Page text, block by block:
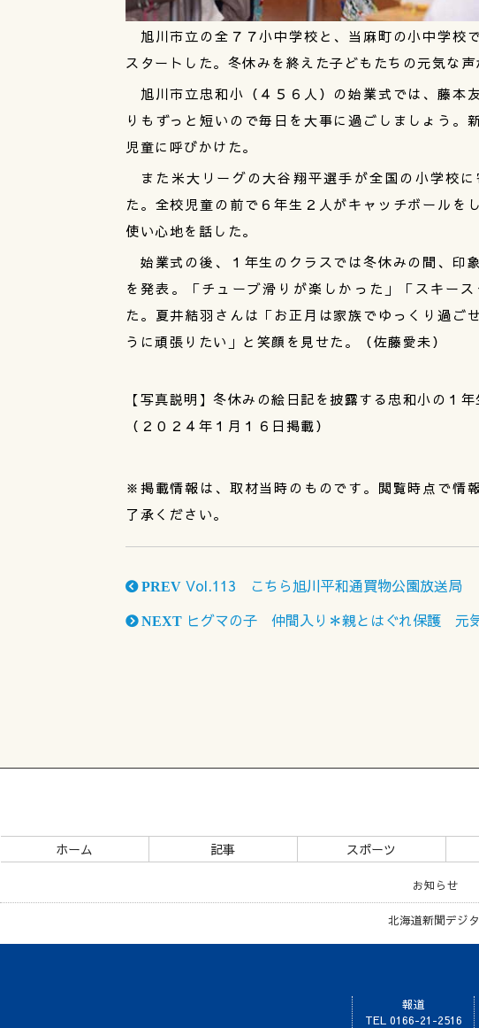
旭川市立の全７７小中学校と、当麻町の小中学校
スタートした。冬休みを終えた子どもたちの元気な声
旭川市立忠和小（４５６人）の始業式では、藤本
りもずっと短いので毎日を大事に過ごしましょう。
児童に呼びかけた。
また米大リーグの大谷翔平選手が全国の小学校
た。全校児童の前で６年生２人がキャッチボールを
使い心地を話した。
始業式の後、１年生のクラスでは冬休みの間、印
を発表。「チューブ滑りが楽しかった」「スキー
た。夏井結羽さんは「お正月は家族でゆっくり過ご
うに頑張りたい」と笑顔を見せた。（佐藤愛未）
【写真説明】冬休みの絵日記を披露する忠和小の１年
（２０２４年１月１６日掲載）
※掲載情報は、取材当時のものです。閲覧時点で情
了承ください。
PREV Vol.113 こちら旭川平和通買物公園放送局
NEXT ヒグマの子 仲間入り＊親とはぐれ保護 元
ホーム 記事 スポーツ
お知らせ
北海道新聞デジ
報道
TEL 0166-21-2516